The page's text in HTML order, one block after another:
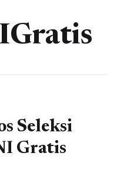
Seleksi
Gratis